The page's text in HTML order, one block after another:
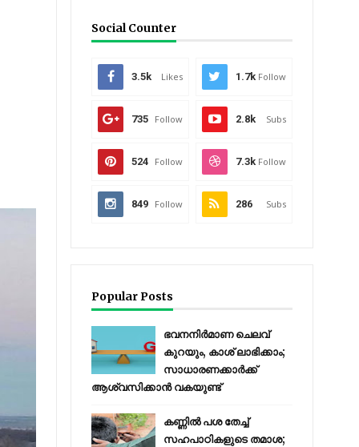
Social Counter
3.5k Likes 1.7k Follow
735 Follow 2.8k Subs
524 Follow 7.3k Follow
849 Follow 286 Subs
Popular Posts
ഭവനനിർമാണ ചെലവ്
കുറയും, കാശ് ലാഭിക്കാം;
സാധാരണക്കാർക്ക്
ആശ്വസിക്കാൻ വകയുണ്ട്
കണ്ണിൽ പശ തേച്ച്
സഹപാഠികളുടെ തമാശ;